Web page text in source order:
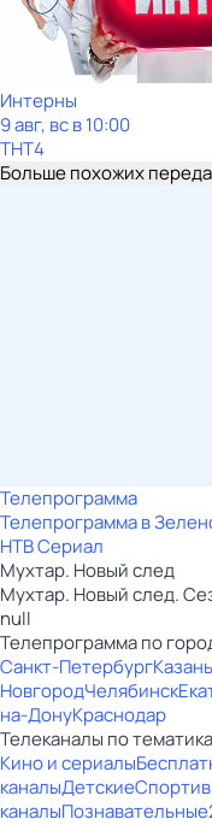
Интерны
9 авг, вс в 10:00
ТНТ4
Больше похожих
Телепрограмма
Телепрограмма в
НТВ Сериал
Мухтар. Новый след
Мухтар. Новый след.
null
Телепрограмма по
Санкт-ПетербургКазань
НовгородЧелябинск
на-ДонуКраснодар
Телеканалы по
Кино и сериалы
каналыДетские
каналыПознавательные